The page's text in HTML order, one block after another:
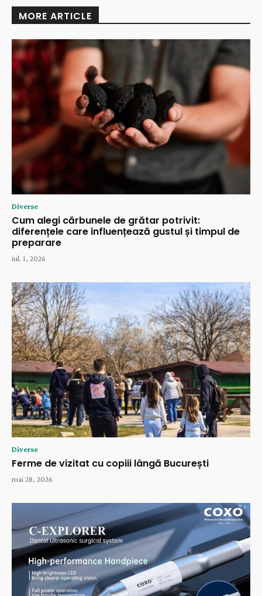
MORE ARTICLE
Diverse
Cum alegi cărbunele de grătar potrivit:
diferențele care influențează gustul și timpul de
preparare
iul. 1, 2026
Diverse
Ferme de vizitat cu copiii lângă București
mai 28, 2026